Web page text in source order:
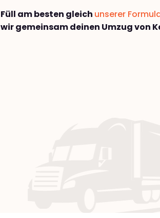
Füll am besten gleich unserer
wir gemeinsam deinen Umzug von